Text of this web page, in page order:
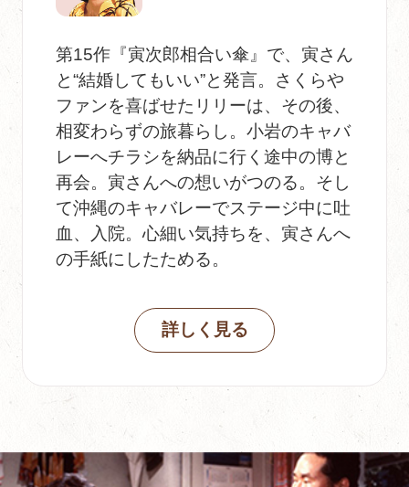
第15作『寅次郎相合い傘』で、寅さん
と“結婚してもいい”と発言。さくらや
ファンを喜ばせたリリーは、その後、
相変わらずの旅暮らし。小岩のキャバ
レーへチラシを納品に行く途中の博と
再会。寅さんへの想いがつのる。そし
て沖縄のキャバレーでステージ中に吐
血、入院。心細い気持ちを、寅さんへ
の手紙にしたためる。
詳しく見る